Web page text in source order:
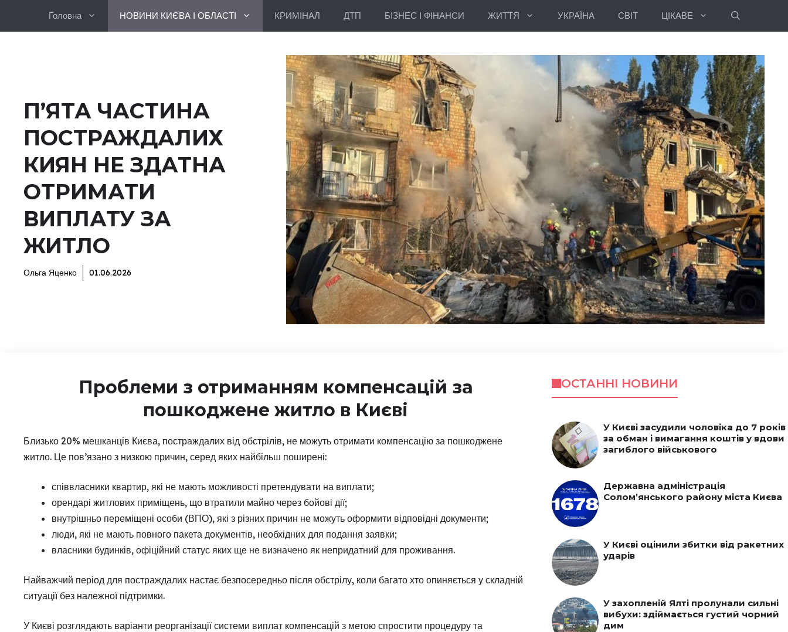
Головна НОВИНИ КИЄВА І ОБЛАСТІ КРИМІНАЛ ДТП БІЗНЕС І ФІНАНСИ ЖИТТЯ УКРАЇНА СВІТ ЦІКАВЕ
П’ЯТА ЧАСТИНА
ПОСТРАЖДАЛИХ
КИЯН НЕ ЗДАТНА
ОТРИМАТИ
ВИПЛАТУ ЗА
ЖИТЛО
Ольга Яценко 01.06.2026
Проблеми з отриманням компенсацій за
пошкоджене житло в Києві
Близько 20% мешканців Києва, постраждалих від обстрілів, не можуть отримати компенсацію за пошкоджене
житло. Це пов’язано з низкою причин, серед яких найбільш поширені:
співвласники квартир, які не мають можливості претендувати на виплати;
орендарі житлових приміщень, що втратили майно через бойові дії;
внутрішньо переміщені особи (ВПО), які з різних причин не можуть оформити відповідні документи;
люди, які не мають повного пакета документів, необхідних для подання заявки;
власники будинків, офіційний статус яких ще не визначено як непридатний для проживання.
Найважчий період для постраждалих настає безпосередньо після обстрілу, коли багато хто опиняється у складній
ситуації без належної підтримки.
У Києві розглядають варіанти реорганізації системи виплат компенсацій з метою спростити процедуру та
ОСТАННІ НОВИНИ
У Києві засудили чоловіка до 7 років
за обман і вимагання коштів у вдови
загиблого військового
Державна адміністрація
Солом’янського району міста Києва
У Києві оцінили збитки від ракетних
ударів
У захопленій Ялті пролунали сильні
вибухи: здіймається густий чорний
дим